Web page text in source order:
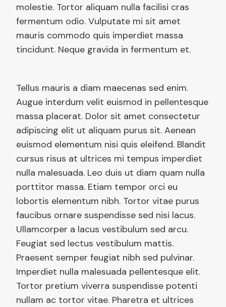
molestie. Tortor aliquam nulla facilisi cras
fermentum odio. Vulputate mi sit amet
mauris commodo quis imperdiet massa
tincidunt. Neque gravida in fermentum et.
Tellus mauris a diam maecenas sed enim.
Augue interdum velit euismod in pellentesque
massa placerat. Dolor sit amet consectetur
adipiscing elit ut aliquam purus sit. Aenean
euismod elementum nisi quis eleifend. Blandit
cursus risus at ultrices mi tempus imperdiet
nulla malesuada. Leo duis ut diam quam nulla
porttitor massa. Etiam tempor orci eu
lobortis elementum nibh. Tortor vitae purus
faucibus ornare suspendisse sed nisi lacus.
Ullamcorper a lacus vestibulum sed arcu.
Feugiat sed lectus vestibulum mattis.
Praesent semper feugiat nibh sed pulvinar.
Imperdiet nulla malesuada pellentesque elit.
Tortor pretium viverra suspendisse potenti
nullam ac tortor vitae. Pharetra et ultrices